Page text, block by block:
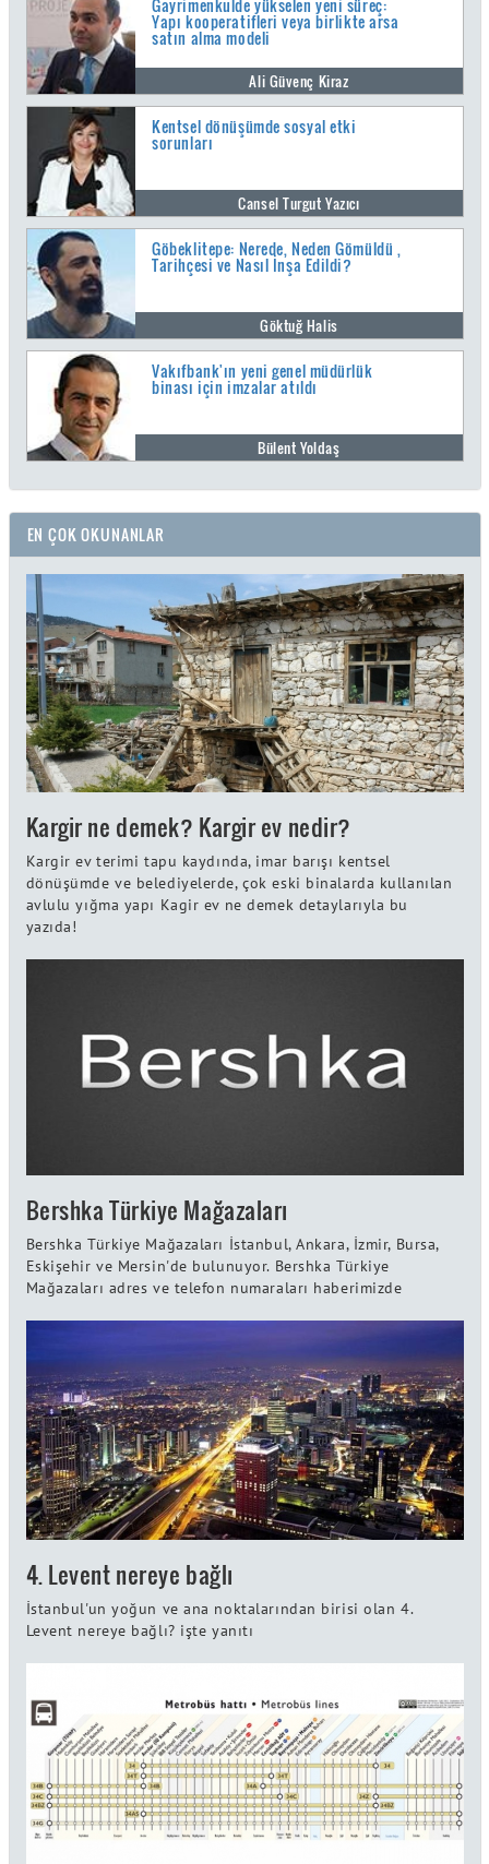
Yapı kooperatifleri veya birlikte arsa
satın alma modeli
Ali Güvenç Kiraz
Kentsel dönüşümde sosyal etki
sorunları
Cansel Turgut Yazıcı
Göbeklitepe: Nerede, Neden Gömüldü ,
Tarihçesi ve Nasıl İnşa Edildi?
Göktuğ Halis
Vakıfbank'ın yeni genel müdürlük
binası için imzalar atıldı
Bülent Yoldaş
EN ÇOK OKUNANLAR
Kargir ne demek? Kargir ev nedir?
Kargir ev terimi tapu kaydında, imar barışı kentsel
dönüşümde ve belediyelerde, çok eski binalarda kullanılan
avlulu yığma yapı Kagir ev ne demek detaylarıyla bu
yazıda!
Bershka Türkiye Mağazaları
Bershka Türkiye Mağazaları İstanbul, Ankara, İzmir, Bursa,
Eskişehir ve Mersin'de bulunuyor. Bershka Türkiye
Mağazaları adres ve telefon numaraları haberimizde
4. Levent nereye bağlı
İstanbul'un yoğun ve ana noktalarından birisi olan 4.
Levent nereye bağlı? işte yanıtı